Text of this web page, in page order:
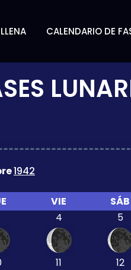
CALENDARIO DE
1942
VIE SÁB
4 5
11 12